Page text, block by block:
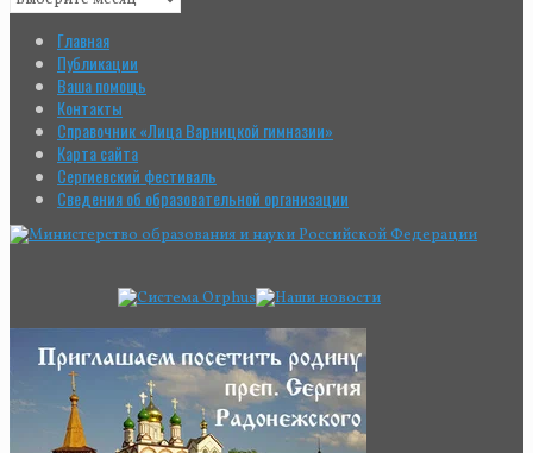
Главная
Публикации
Ваша помощь
Контакты
Справочник «Лица Варницкой гимназии»
Карта сайта
Сергиевский фестиваль
Сведения об образовательной организации